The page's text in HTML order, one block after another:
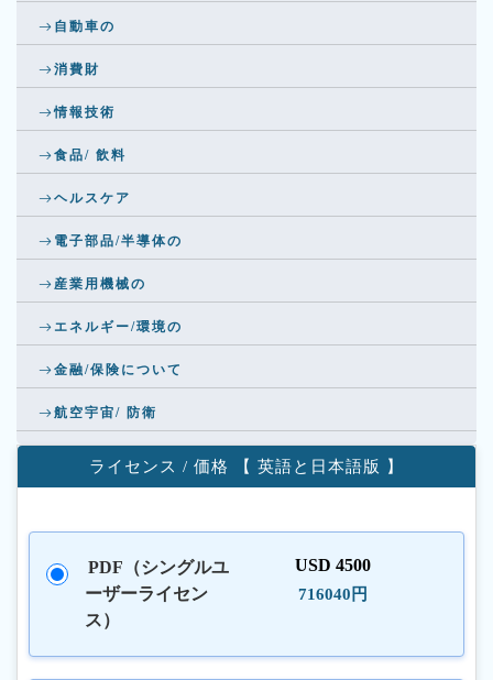
自動車の
消費財
情報技術
食品/ 飲料
ヘルスケア
電子部品/半導体の
産業用機械の
エネルギー/環境の
金融/保険について
航空宇宙/ 防衛
ライセンス / 価格 【 英語と日本語版 】
PDF（シングルユ
ーザーライセン
ス）
USD 4500
716040円